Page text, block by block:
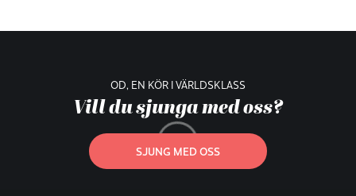
OD, EN KÖR I VÄRLDSKLASS
Vill du sjunga med oss?
SJUNG MED OSS